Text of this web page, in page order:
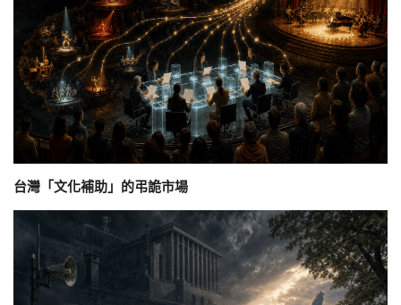
台灣「文化補助」的弔詭市場